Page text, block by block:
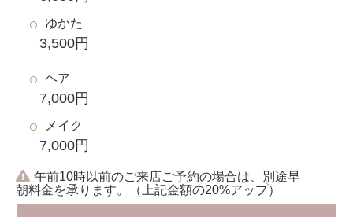
ゆかた
3,500円
ヘア
7,000円
メイク
7,000円
午前10時以前のご来店ご予約の場合は、別途早
朝料金を承ります。（上記金額の20%アップ）